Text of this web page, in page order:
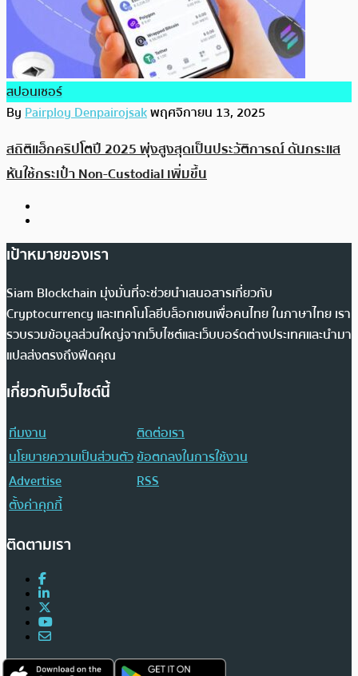
สปอนเซอร์
ByPairploy Denpairojsakพฤศจิกายน 13, 2025
สถิติแฮ็กคริปโตปี 2025 พุ่งสูงสุดเป็นประวัติการณ์ ดันกระแส
หันใช้กระเป๋า Non-Custodial เพิ่มขึ้น
เป้าหมายของเรา
Siam Blockchain มุ่งมั่นที่จะช่วยนำเสนอสารเกี่ยวกับ
Cryptocurrency และเทคโนโลยีบล็อกเชนเพื่อคนไทย ในภาษาไทย เรา
รวบรวมข้อมูลส่วนใหญ่จากเว็บไซต์และเว็บบอร์ดต่างประเทศและนำมา
แปลส่งตรงถึงฟีดคุณ
เกี่ยวกับเว็บไซต์นี้
ทีมงาน
ติดต่อเรา
นโยบายความเป็นส่วนตัวข้อตกลงในการใช้งาน
Advertise
RSS
ตั้งค่าคุกกี้
ติดตามเรา